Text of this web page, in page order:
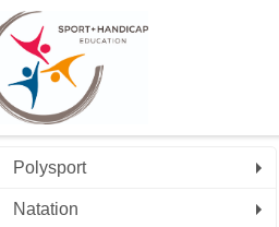
Polysport
Natation